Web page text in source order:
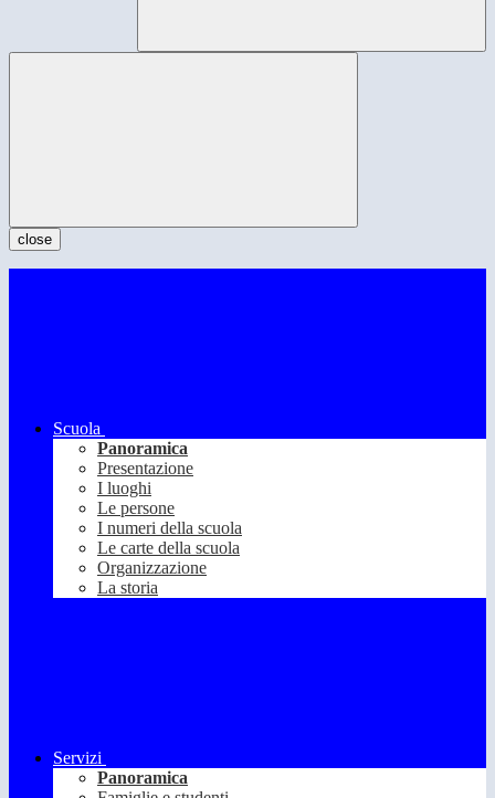
close
Scuola
Panoramica
Presentazione
I luoghi
Le persone
I numeri della scuola
Le carte della scuola
Organizzazione
La storia
Servizi
Panoramica